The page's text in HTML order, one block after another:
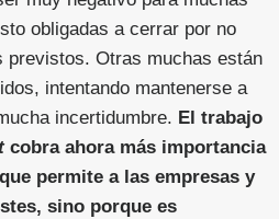
obligadas a cerrar por no
previstos. Otras muchas están
intentando mantenerse a
incertidumbre. El trabajo
cobra ahora más importancia
permite a las empresas y
sino porque es